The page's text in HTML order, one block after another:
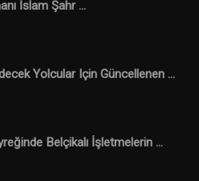
İslam Şahr ...
Yolcular Için Güncellenen ...
Belçikalı İşletmelerin ...